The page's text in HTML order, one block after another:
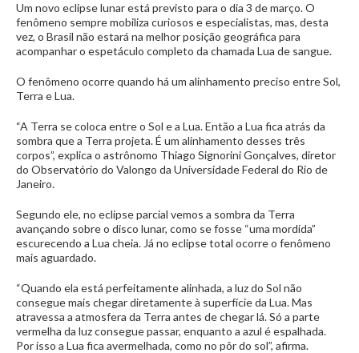
Um novo eclipse lunar está previsto para o dia 3 de março. O
fenômeno sempre mobiliza curiosos e especialistas, mas, desta
vez, o Brasil não estará na melhor posição geográfica para
acompanhar o espetáculo completo da chamada Lua de sangue.
O fenômeno ocorre quando há um alinhamento preciso entre Sol,
Terra e Lua.
“A Terra se coloca entre o Sol e a Lua. Então a Lua fica atrás da
sombra que a Terra projeta. É um alinhamento desses três
corpos”, explica o astrônomo Thiago Signorini Gonçalves, diretor
do Observatório do Valongo da Universidade Federal do Rio de
Janeiro.
Segundo ele, no eclipse parcial vemos a sombra da Terra
avançando sobre o disco lunar, como se fosse “uma mordida”
escurecendo a Lua cheia. Já no eclipse total ocorre o fenômeno
mais aguardado.
“Quando ela está perfeitamente alinhada, a luz do Sol não
consegue mais chegar diretamente à superfície da Lua. Mas
atravessa a atmosfera da Terra antes de chegar lá. Só a parte
vermelha da luz consegue passar, enquanto a azul é espalhada.
Por isso a Lua fica avermelhada, como no pôr do sol”, afirma.